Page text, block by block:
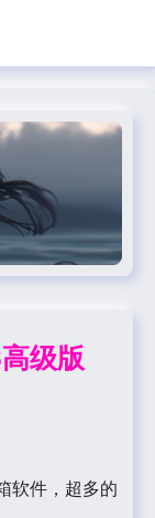
级版
软件，超多的